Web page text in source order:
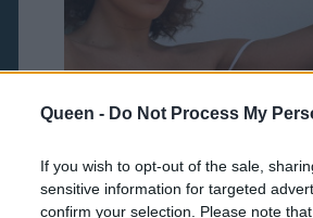
Queen - Do Not Process My
If you wish to opt-out of the sale,
sensitive information for targeted
confirm your selection. Please note
Ποια αισθητική
αρνείται πως έκανε η